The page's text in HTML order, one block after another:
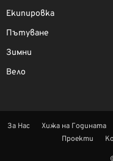
Екипировка
Пътуване
Зимни
Вело
За Нас Хижа на Годината
Проекти